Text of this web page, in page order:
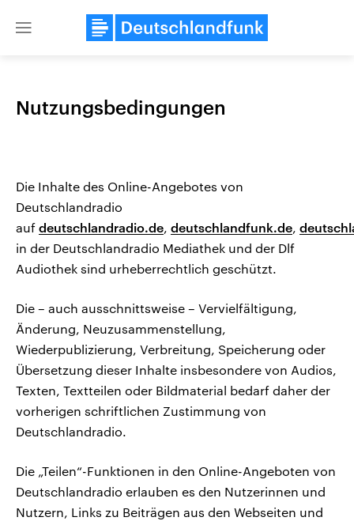
Close
Landtagswahl Sachsen-Anhalt
Alle Informationen
Sachsen-Anhalt wählt am 6.
September 2026 einen neuen
Landtag. Seit 2021 wird das
Bundesland von einer Koalition aus
CDU, SPD und FDP regiert.-
Umfragen, Prognosen,
Wahlprogramme, aktuelle Berichte
und Kandidaten der anstehenden
Wahl.
USA
Hintergründe
Wirtschaftlich und
gehören die Vereinigten
den mächtigsten Ländern
mit großem Einfluss auf
aktuelle Weltgeschehen.
Sendungen
Audio-Archiv
Nutzungsbedingungen
Die Inhalte des Online-Angebotes von
Deutschlandradio
auf deutschlandradio.de, deutschlandfunk.de,
in der Deutschlandradio Mediathek und der Dlf
Audiothek sind urheberrechtlich geschützt.
Die – auch ausschnittsweise – Vervielfältigung,
Änderung, Neuzusammenstellung,
Wiederpublizierung, Verbreitung, Speicherung oder
Übersetzung dieser Inhalte insbesondere von Audios,
Texten, Textteilen oder Bildmaterial bedarf daher der
vorherigen schriftlichen Zustimmung von
Deutschlandradio.
Die „Teilen“-Funktionen in den Online-Angeboten von
Deutschlandradio erlauben es den Nutzerinnen und
Nutzern, Links zu Beiträgen aus den Webseiten und